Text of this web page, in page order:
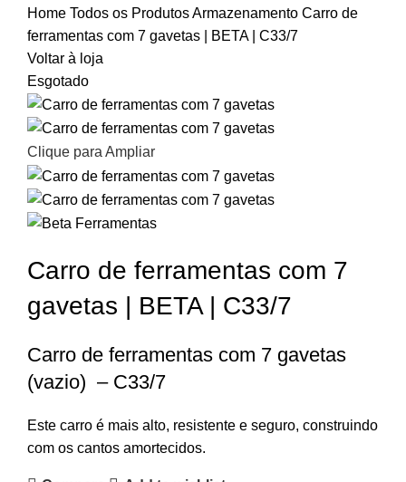
Home Todos os ProdutosArmazenamento Carro de
ferramentas com 7 gavetas | BETA | C33/7
Voltar à loja
Esgotado
Clique para Ampliar
Carro de ferramentas com 7
gavetas | BETA | C33/7
Carro de ferramentas com 7 gavetas
(vazio) – C33/7
Este carro é mais alto, resistente e seguro, construindo
com os cantos amortecidos.